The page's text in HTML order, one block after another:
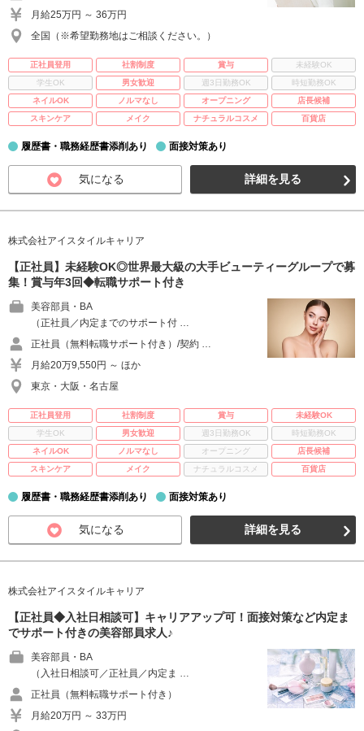
月給25万円 ～ 36万円
全国（※希望勤務地はご相談ください。）
正社員登用 社割制度 賞与
未経験OK
学生OK
男女歓迎 週3日勤務OK
時短勤務OK
ネイルOK
ノルマなし オープニング
店長候補
スキンケア
メイク ナチュラルコスメ 百貨店
履歴書・職務経歴書添削あり 面接対策あり
気になる 詳細を見る
株式会社アイスタイルキャリア
【正社員】未経験OK◎世界最大級の大手ビューティーグループで募
集！賞与年3回◆転職サポート付き
美容部員・BA
（正社員／内定までのサポート付 …
正社員（無料転職サポート付き）/契約 …
月給20万9,550円 ～ ほか
東京・大阪・名古屋
正社員登用 社割制度 賞与
未経験OK
学生OK
男女歓迎 週3日勤務OK
時短勤務OK
ネイルOK
ノルマなし オープニング
店長候補
スキンケア
メイク ナチュラルコスメ 百貨店
履歴書・職務経歴書添削あり 面接対策あり
気になる 詳細を見る
株式会社アイスタイルキャリア
【正社員◆入社日相談可】キャリアアップ可！面接対策など内定ま
でサポート付きの美容部員求人♪
美容部員・BA
（入社日相談可／正社員／内定ま …
正社員（無料転職サポート付き）
月給20万円 ～ 33万円